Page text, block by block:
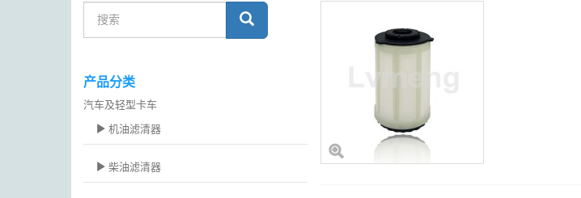
产品分类
汽车及轻型卡车
机油滤清器
柴油滤清器